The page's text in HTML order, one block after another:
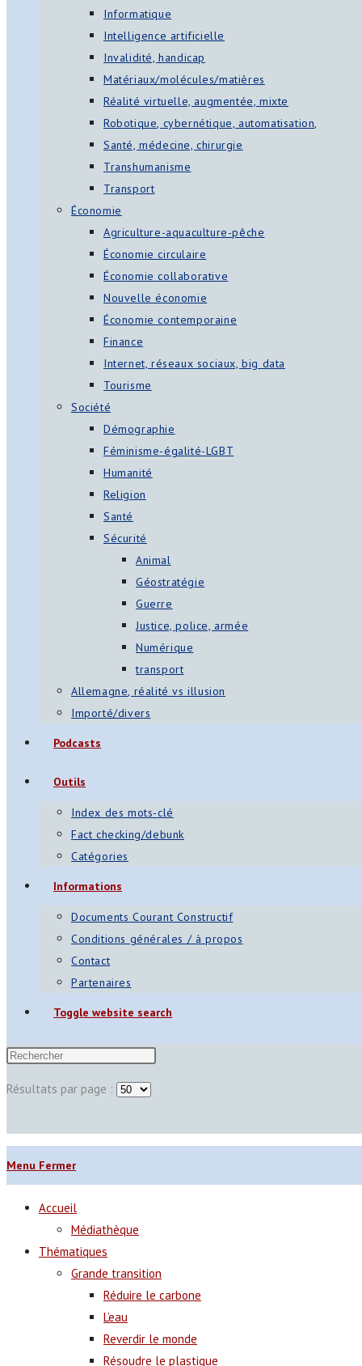
Informatique
Intelligence artificielle
Invalidité, handicap
Matériaux/molécules/matières
Réalité virtuelle, augmentée, mixte
Robotique, cybernétique, automatisation,
Santé, médecine, chirurgie
Transhumanisme
Transport
Économie
Agriculture-aquaculture-pêche
Économie circulaire
Économie collaborative
Nouvelle économie
Économie contemporaine
Finance
Internet, réseaux sociaux, big data
Tourisme
Société
Démographie
Féminisme-égalité-LGBT
Humanité
Religion
Santé
Sécurité
Animal
Géostratégie
Guerre
Justice, police, armée
Numérique
transport
Allemagne, réalité vs illusion
Importé/divers
Podcasts
Outils
Index des mots-clé
Fact checking/debunk
Catégories
Informations
Documents Courant Constructif
Conditions générales / à propos
Contact
Partenaires
Toggle website search
Résultats par page :
Menu Fermer
Accueil
Médiathèque
Thématiques
Grande transition
Réduire le carbone
L’eau
Reverdir le monde
Résoudre le plastique